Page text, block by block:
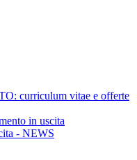
curriculum vitae e offerte
in uscita
- NEWS